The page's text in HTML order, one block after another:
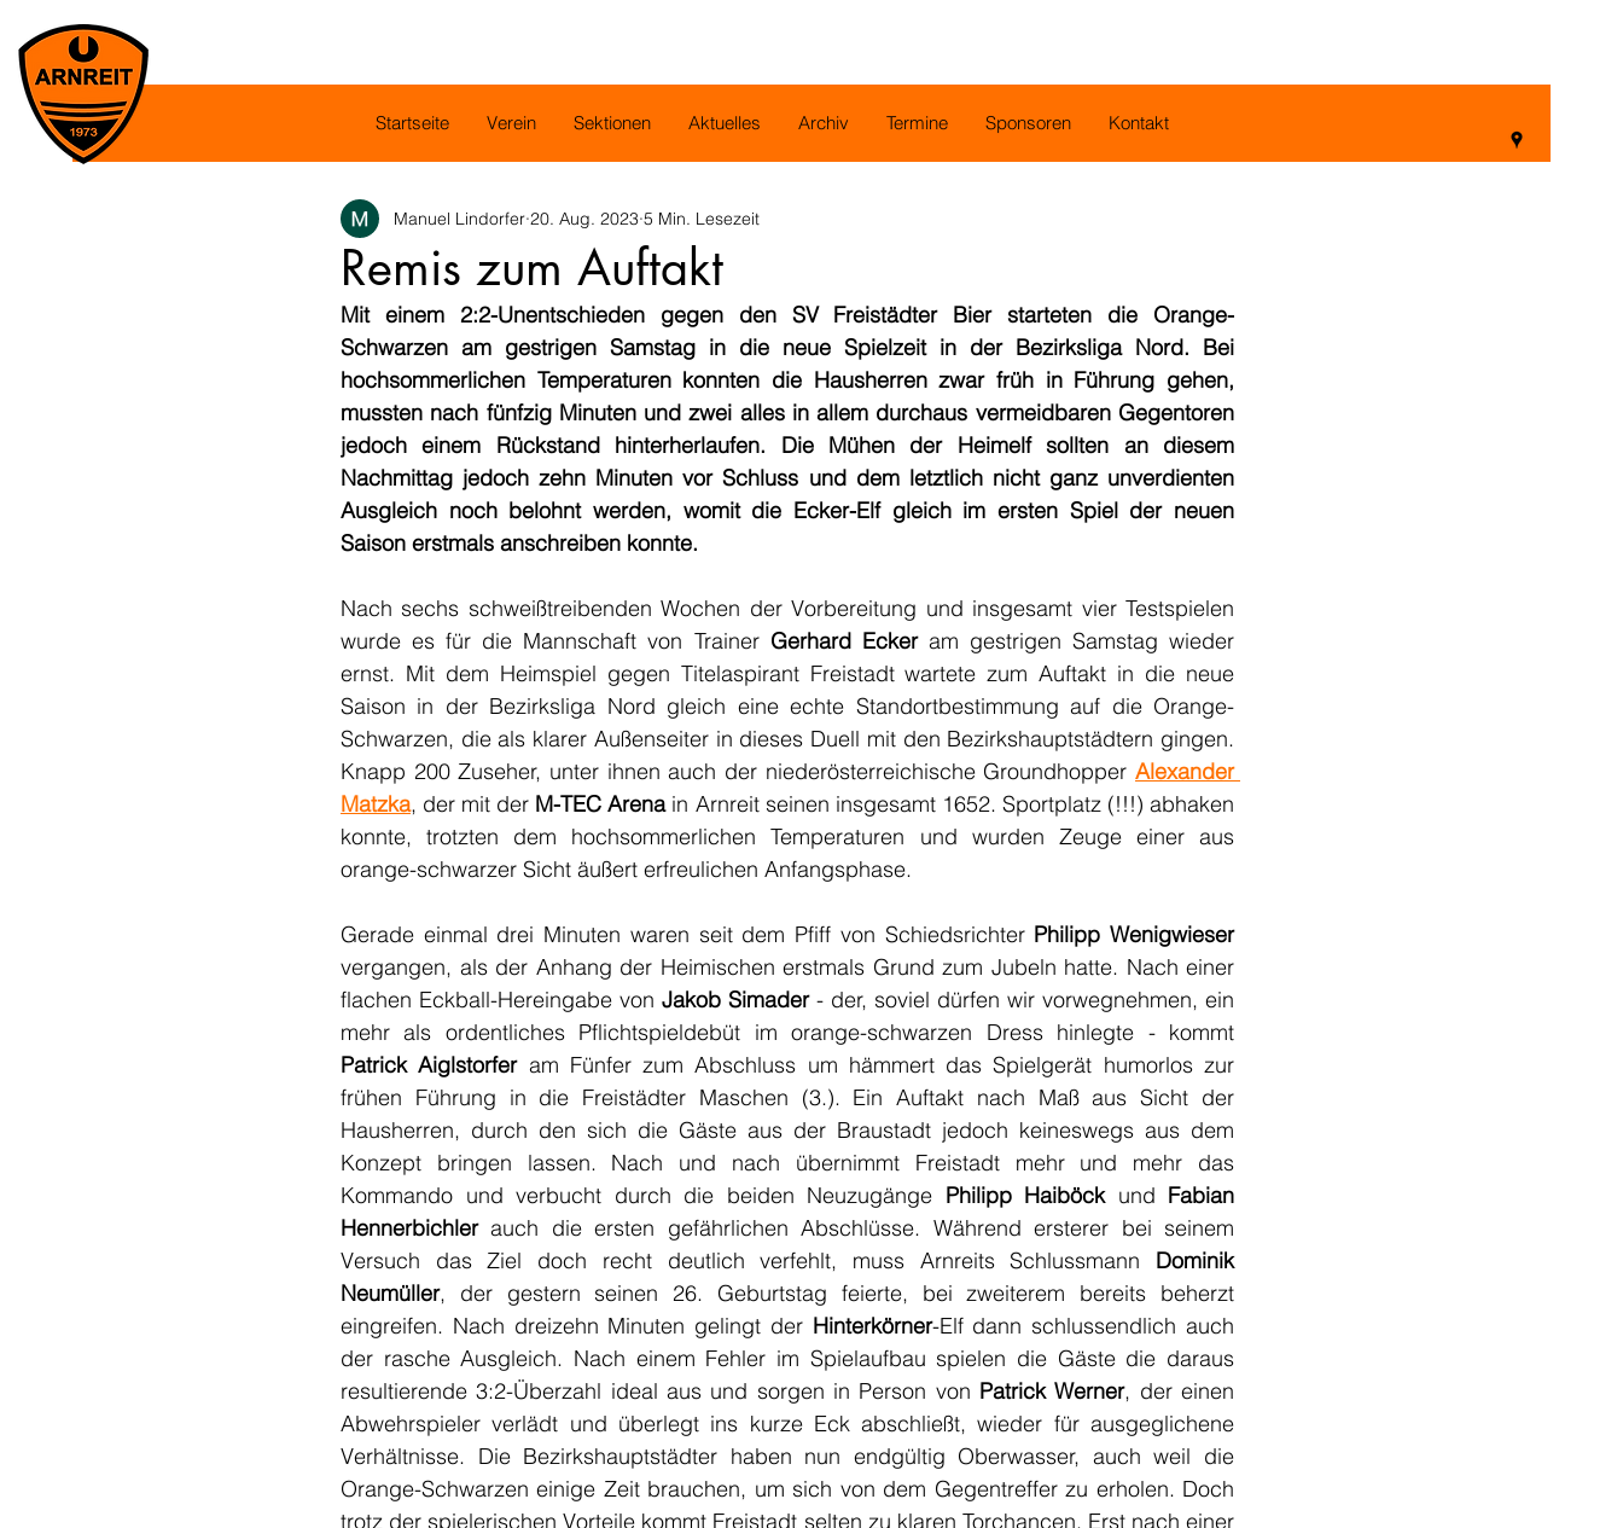
Startseite Verein Sektionen Aktuelles Archiv Termine Sponsoren Kontakt
Remis zum Auftakt
Manuel Lindorfer 20. Aug. 2023 5 Min. Lesezeit
Mit einem 2:2-Unentschieden gegen den SV Freistädter Bier starteten die Orange-
Schwarzen am gestrigen Samstag in die neue Spielzeit in der Bezirksliga Nord. Bei
hochsommerlichen Temperaturen konnten die Hausherren zwar früh in Führung gehen,
mussten nach fünfzig Minuten und zwei alles in allem durchaus vermeidbaren Gegentoren
jedoch einem Rückstand hinterherlaufen. Die Mühen der Heimelf sollten an diesem
Nachmittag jedoch zehn Minuten vor Schluss und dem letztlich nicht ganz unverdienten
Ausgleich noch belohnt werden, womit die Ecker-Elf gleich im ersten Spiel der neuen
Saison erstmals anschreiben konnte.
Nach sechs schweißtreibenden Wochen der Vorbereitung und insgesamt vier Testspielen
wurde es für die Mannschaft von Trainer Gerhard Ecker am gestrigen Samstag wieder
ernst. Mit dem Heimspiel gegen Titelaspirant Freistadt wartete zum Auftakt in die neue
Saison in der Bezirksliga Nord gleich eine echte Standortbestimmung auf die Orange-
Schwarzen, die als klarer Außenseiter in dieses Duell mit den Bezirkshauptstädtern gingen.
Knapp 200 Zuseher, unter ihnen auch der niederösterreichische Groundhopper Alexander
Matzka, der mit der M-TEC Arena in Arnreit seinen insgesamt 1652. Sportplatz (!!!) abhaken
konnte, trotzten dem hochsommerlichen Temperaturen und wurden Zeuge einer aus
orange-schwarzer Sicht äußert erfreulichen Anfangsphase.
Gerade einmal drei Minuten waren seit dem Pfiff von Schiedsrichter Philipp Wenigwieser
vergangen, als der Anhang der Heimischen erstmals Grund zum Jubeln hatte. Nach einer
flachen Eckball-Hereingabe von Jakob Simader - der, soviel dürfen wir vorwegnehmen, ein
Patrick Aiglstorfer am Fünfer zum Abschluss um hämmert das Spielgerät humorlos zur
frühen Führung in die Freistädter Maschen (3.). Ein Auftakt nach Maß aus Sicht der
Hausherren, durch den sich die Gäste aus der Braustadt jedoch keineswegs aus dem
Konzept bringen lassen. Nach und nach übernimmt Freistadt mehr und mehr das
Kommando und verbucht durch die beiden Neuzugänge Philipp Haiböck und Fabian
Hennerbichler auch die ersten gefährlichen Abschlüsse. Während ersterer bei seinem
Versuch das Ziel doch recht deutlich verfehlt, muss Arnreits Schlussmann Dominik
Neumüller, der gestern seinen 26. Geburtstag feierte, bei zweiterem bereits beherzt
eingreifen. Nach dreizehn Minuten gelingt der Hinterkörner-Elf dann schlussendlich auch
der rasche Ausgleich. Nach einem Fehler im Spielaufbau spielen die Gäste die daraus
resultierende 3:2-Überzahl ideal aus und sorgen in Person von Patrick Werner, der einen
Abwehrspieler verlädt und überlegt ins kurze Eck abschließt, wieder für ausgeglichene
Verhältnisse. Die Bezirkshauptstädter haben nun endgültig Oberwasser, auch weil die
Orange-Schwarzen einige Zeit brauchen, um sich von dem Gegentreffer zu erholen. Doch
trotz der spielerischen Vorteile kommt Freistadt selten zu klaren Torchancen. Erst nach einer